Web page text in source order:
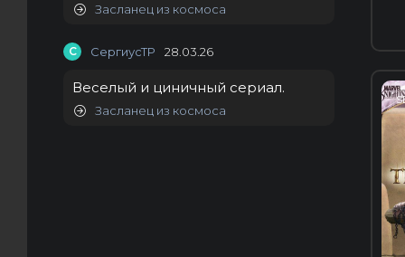
Засланец из космоса
С СергиусТР 28.03.26
Веселый и циничный сериал.
Засланец из космоса